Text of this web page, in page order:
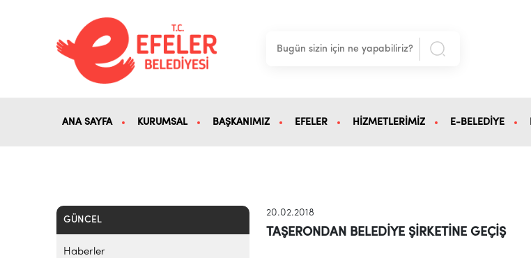
ANA SAYFA KURUMSAL BAŞKANIMIZ EFELER HİZMETLERİMİZ E-BELEDİYE
GÜNCEL
Haberler
20.02.2018
TAŞERONDAN BELEDİYE ŞİRKETİNE GEÇİŞ